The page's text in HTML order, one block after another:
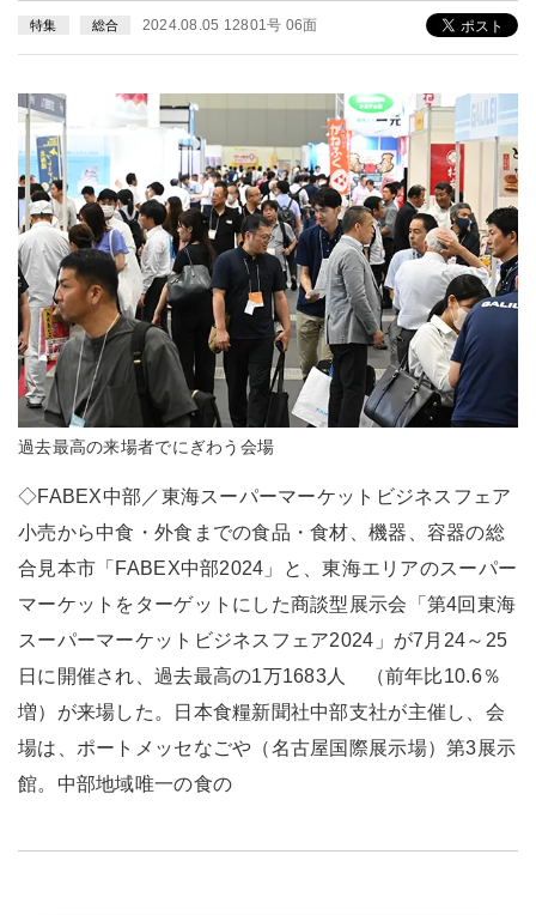
特集 総合 2024.08.05 12801号 06面
過去最高の来場者でにぎわう会場
◇FABEX中部／東海スーパーマーケットビジネスフェア
小売から中食・外食までの食品・食材、機器、容器の総
合見本市「FABEX中部2024」と、東海エリアのスーパー
マーケットをターゲットにした商談型展示会「第4回東海
スーパーマーケットビジネスフェア2024」が7月24～25
日に開催され、過去最高の1万1683人 （前年比10.6％
増）が来場した。日本食糧新聞社中部支社が主催し、会
場は、ポートメッセなごや（名古屋国際展示場）第3展示
館。中部地域唯一の食の